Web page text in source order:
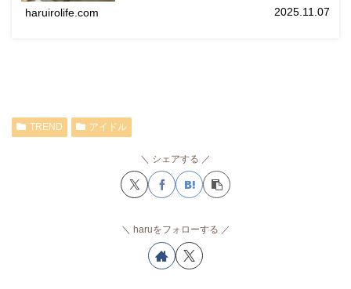
haruirolife.com 2025.11.07
TREND アイドル
シェアする
haruをフォローする